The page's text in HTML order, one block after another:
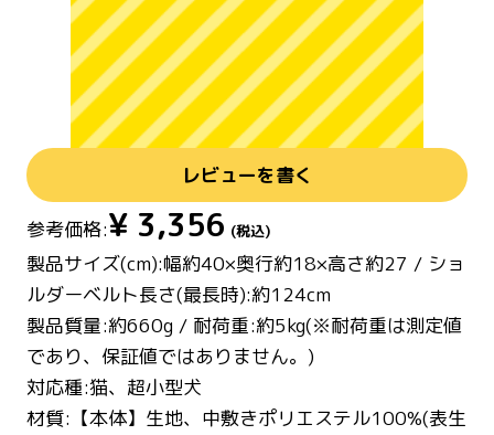
レビューを書く
参考価格:¥ 3,356 (税込)
製品サイズ(cm):幅約40×奥行約18×高さ約27 / ショ
ルダーベルト長さ(最長時):約124cm
製品質量:約660g / 耐荷重:約5kg(※耐荷重は測定値
であり、保証値ではありません。)
対応種:猫、超小型犬
材質:【本体】生地、中敷きポリエステル100%(表生